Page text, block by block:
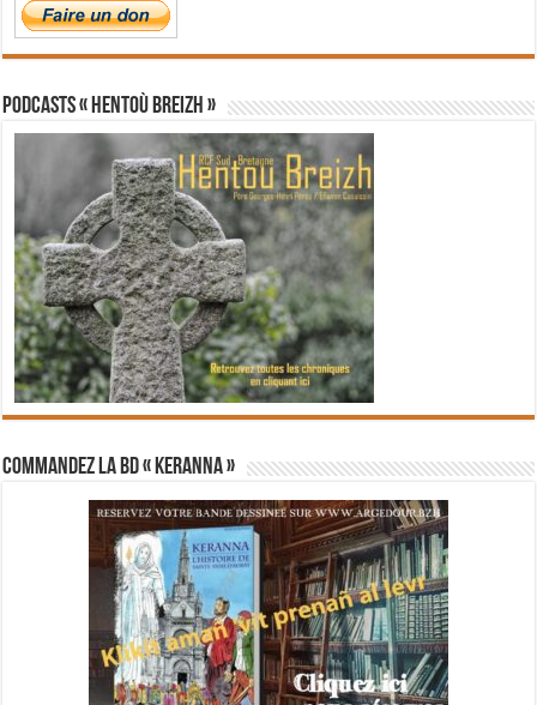
PODCASTS « Hentoù Breizh »
Commandez la BD « Keranna »